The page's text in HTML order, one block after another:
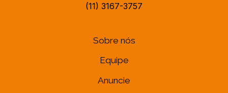
(11) 3167-3757
Sobre nós
Equipe
Anuncie